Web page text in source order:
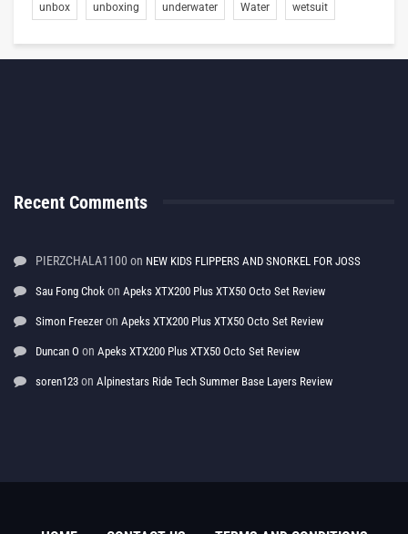
unbox unboxing underwater Water wetsuit
Recent Comments
PIERZCHALA1100 on NEW KIDS FLIPPERS AND SNORKEL FOR JOSS
Sau Fong Chok on Apeks XTX200 Plus XTX50 Octo Set Review
Simon Freezer on Apeks XTX200 Plus XTX50 Octo Set Review
Duncan O on Apeks XTX200 Plus XTX50 Octo Set Review
soren123 on Alpinestars Ride Tech Summer Base Layers Review